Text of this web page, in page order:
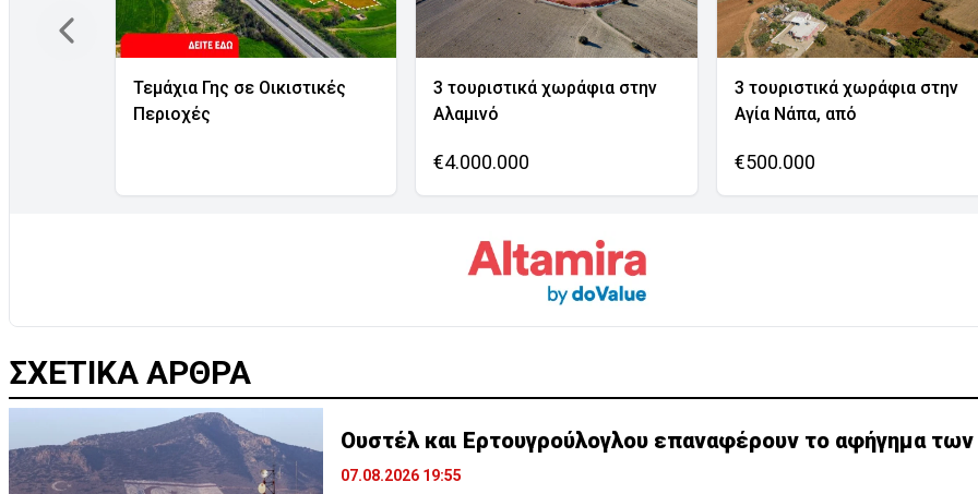
Τεμάχια Γης σε Οικιστικές
Περιοχές
3 τουριστικά χωράφια στην
Αλαμινό
€4.000.000
3 τουριστικά χωράφια στην
Αγία Νάπα, από
€500.000
ΣΧΕΤΙΚΑ ΑΡΘΡΑ
Ουστέλ και Ερτουγρούλογλου επαναφέρουν το αφήγημα
07.08.2026 19:55